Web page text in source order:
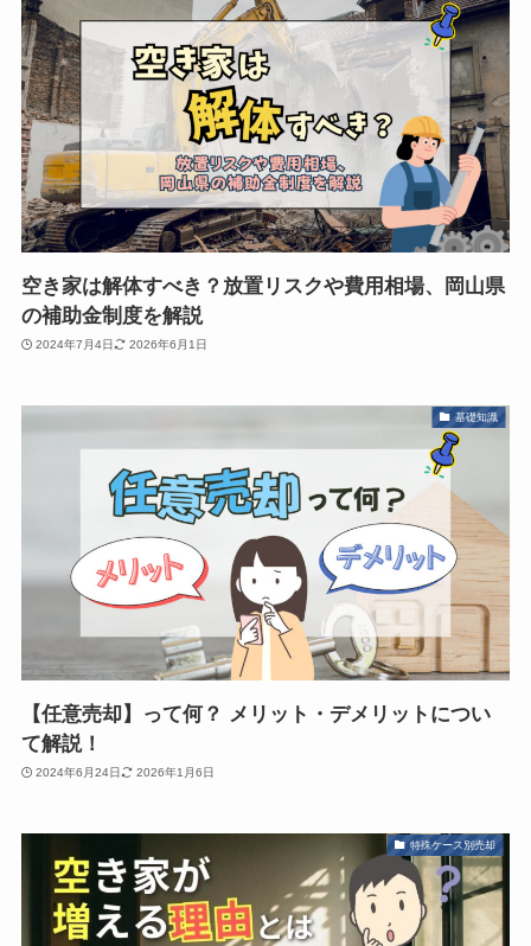
空き家は解体すべき？放置リスクや費用相場、岡山県
の補助金制度を解説
2024年7月4日 2026年6月1日
基礎知識
【任意売却】って何？ メリット・デメリットについ
て解説！
2024年6月24日 2026年1月6日
特殊ケース別売却